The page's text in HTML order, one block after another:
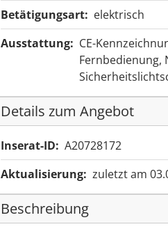
Betätigungsart: elektrisch
Ausstattung: CE-
Fernbedienung,
Details zum Angebot
Inserat-ID: A20728172
Aktualisierung: zuletzt am
Beschreibung